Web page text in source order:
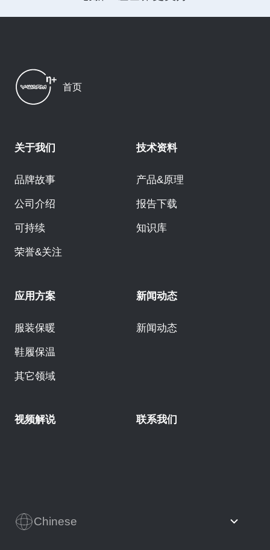
首页
关于我们
品牌故事
公司介绍
可持续
荣誉&关注
技术资料
产品&原理
报告下载
知识库
应用方案
服装保暖
鞋履保温
其它领域
新闻动态
新闻动态
视频解说 联系我们
English
Chinese